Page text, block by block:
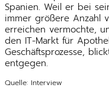
Spanien. Weil er bei
immer größere Anzahl
erreichen vermochte,
den IT-Markt für
Geschäftsprozesse,
entgegen.
Quelle: Interview